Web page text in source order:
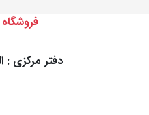
دفتر مرکزی :